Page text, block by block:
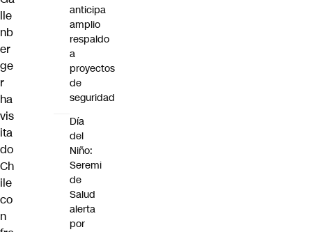
lle
nb
er
ge
r
ha
vis
ita
do
Ch
ile
co
n
anticipa
amplio
respaldo
a
proyectos
de
seguridad
Día
del
Niño:
Seremi
de
Salud
alerta
por